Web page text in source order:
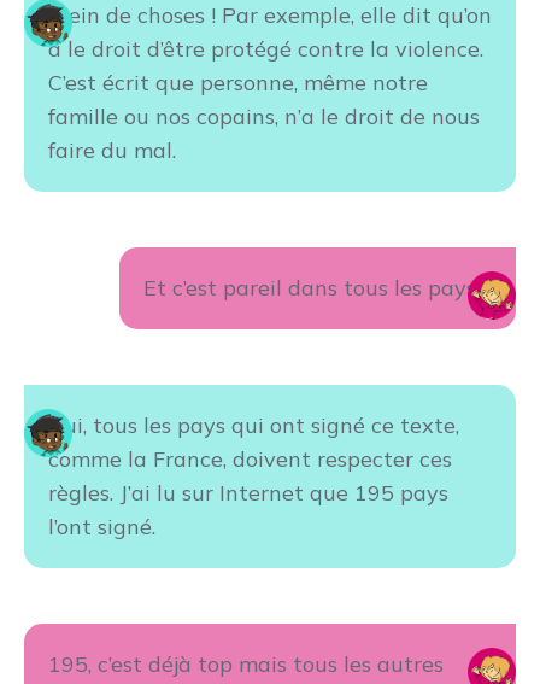
Plein de choses ! Par exemple, elle dit qu’on
a le droit d’être protégé contre la violence.
C’est écrit que personne, même notre
famille ou nos copains, n’a le droit de nous
faire du mal.
Et c’est pareil dans tous les pays ?
Oui, tous les pays qui ont signé ce texte,
comme la France, doivent respecter ces
règles. J’ai lu sur Internet que 195 pays
l’ont signé.
195, c’est déjà top mais tous les autres